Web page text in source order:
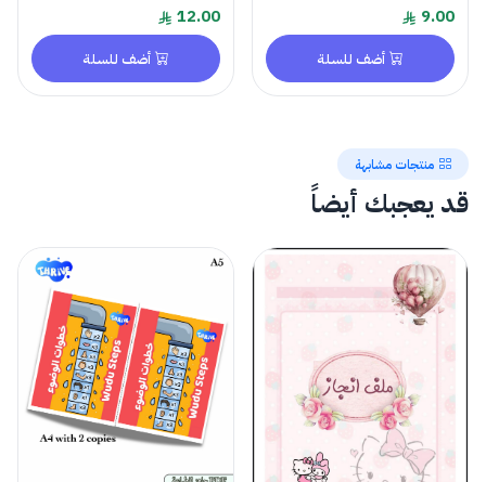
9.00
أضف للسلة
12.00
أضف للسلة
منتجات مشابهة
قد يعجبك أيضاً